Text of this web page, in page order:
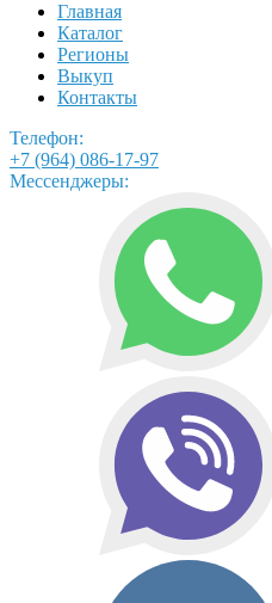
Главная
Каталог
Регионы
Выкуп
Контакты
Телефон:
+7 (964) 086-17-97
Мессенджеры: